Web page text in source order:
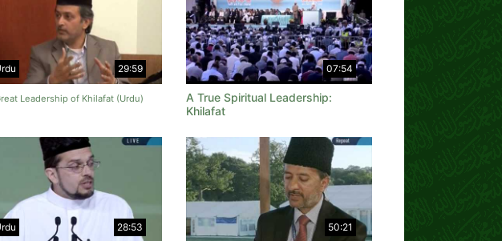
29:59
Leadership of Khilafat (Urdu)
07:54
A True Spiritual Leadership:
Khilafat
28:53 50:21